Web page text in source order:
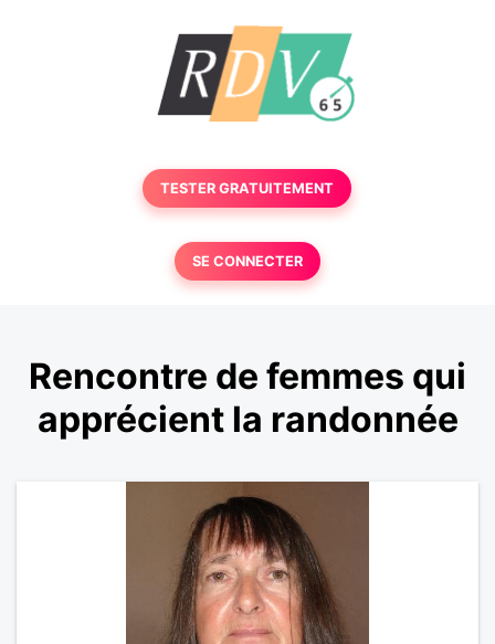
TESTER GRATUITEMENT
SE CONNECTER
Rencontre de femmes qui
apprécient la randonnée